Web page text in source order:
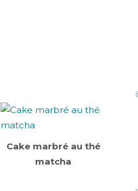
Cake marbré au thé
matcha